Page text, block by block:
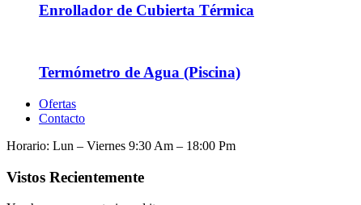
Enrollador de Cubierta Térmica
Termómetro de Agua (Piscina)
Ofertas
Contacto
Horario: Lun – Viernes 9:30 Am – 18:00 Pm
Vistos Recientemente